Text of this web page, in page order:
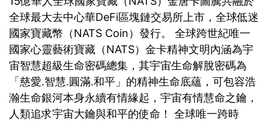
全球最大去中心華DeFi區塊鏈交易所上市，全球低迷
國家寶藏幣（NATS Coin）發行。 全球跨世紀唯一
國家心靈藝術寶藏（NATS）金卡精神文明內涵為宇
宙智慧超級生命密碼總集，其宇宙生命解脫密碼為
「慈愛.智慧.圓滿.和平」的精神生命底蘊，可包容浩
瀚生命銀河本身永續有情緣起，宇宙有情慧命之鑰，
人類追求宇宙大鑰與和平的使命！ 全球唯一跨時